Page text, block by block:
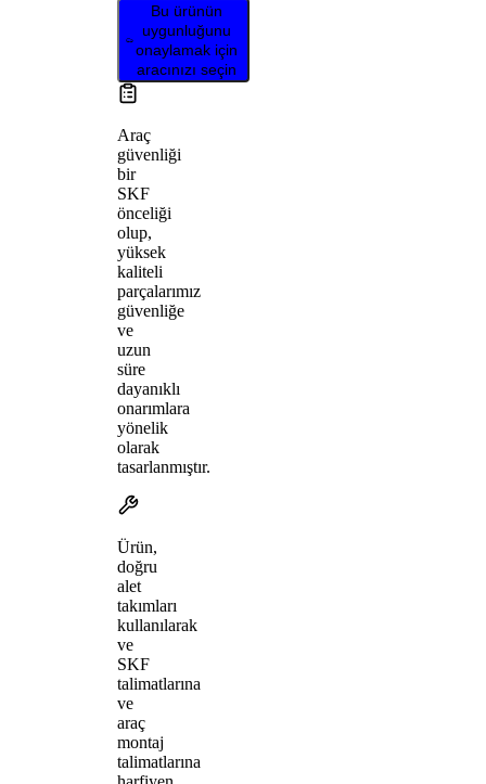
Bu ürünün
uygunluğunu
onaylamak için
aracınızı seçin
Araç
güvenliği
bir
SKF
önceliği
olup,
yüksek
kaliteli
parçalarımız
güvenliğe
ve
uzun
süre
dayanıklı
onarımlara
yönelik
olarak
tasarlanmıştır.
Ürün,
doğru
alet
takımları
kullanılarak
ve
SKF
talimatlarına
ve
araç
montaj
talimatlarına